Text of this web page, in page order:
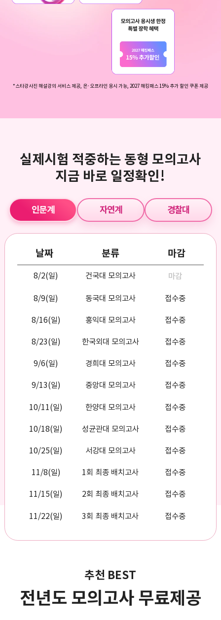
*스타강사진 해설강의 서비스 제공, 온·오프라인 응시 가능, 2027 해킹패스 15% 추가 할인 쿠폰 제공
실제시험 적중하는 동형 모의고사
지금 바로 일정확인!
인문계 자연계 경찰대
날짜 분류 마감
8/2(일) 건국대 모의고사 마감
8/9(일) 동국대 모의고사 접수중
8/16(일) 홍익대 모의고사 접수중
8/23(일) 한국외대 모의고사 접수중
9/6(일) 경희대 모의고사 접수중
9/13(일) 중앙대 모의고사 접수중
10/11(일) 한양대 모의고사 접수중
10/18(일) 성균관대 모의고사 접수중
10/25(일) 서강대 모의고사 접수중
11/8(일) 1회 최종 배치고사 접수중
11/15(일) 2회 최종 배치고사 접수중
11/22(일) 3회 최종 배치고사 접수중
추천 BEST
전년도 모의고사 무료제공